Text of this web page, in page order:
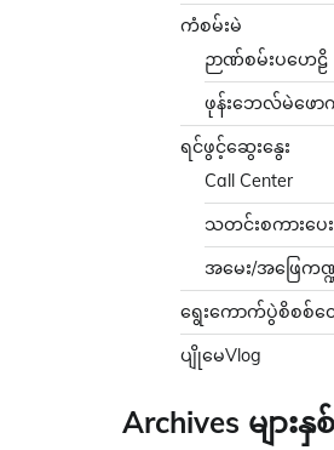
ကံစမ်းမဲ
ဉာဏ်စမ်းပဟေဠိ
ဖုန်းဘေလ်မဲဖောက်
ရင်ဖွင့်ဆွေးနွေး
Call Center
သတင်းစကားပေ
အမေး/အဖြေကဏ္
ရွေးကောက်ပွဲစိစစ်တွ
ပျိုမေVlog
Archives မျာ